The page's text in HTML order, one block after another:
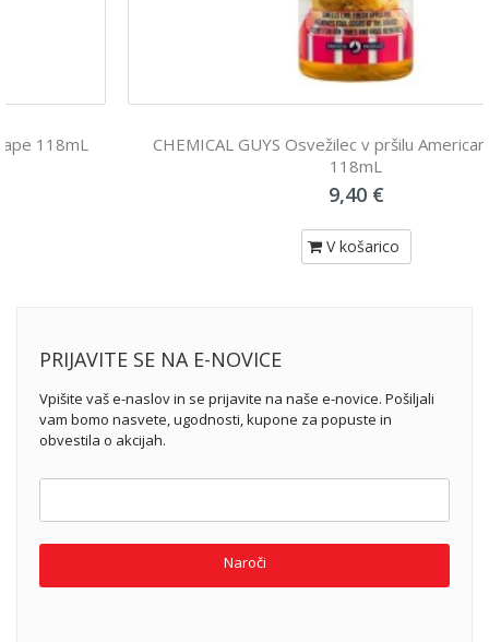
CHEMICAL GUYS Osvežilec v pršilu American apple pie
PRIJAVITE SE NA E-NOVICE
Vpišite vaš e-naslov in se prijavite na naše e-novice. Pošiljali
vam bomo nasvete, ugodnosti, kupone za popuste in
obvestila o akcijah.
Naroči